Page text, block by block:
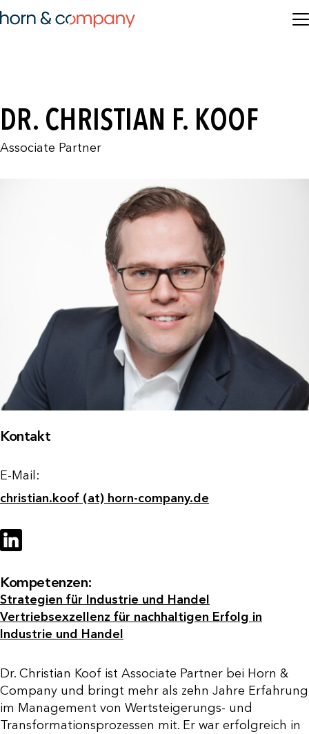
DR. CHRISTIAN F. KOOF
Associate Partner
Kontakt
E-Mail:
christian.koof (at) horn-company.de
Kompetenzen:
Strategien für Industrie und Handel
Vertriebsexzellenz für nachhaltigen Erfolg in
Industrie und Handel
Dr. Christian Koof ist Associate Partner bei Horn &
Company und bringt mehr als zehn Jahre Erfahrung
im Management von Wertsteigerungs- und
Transformationsprozessen mit. Er war erfolgreich in